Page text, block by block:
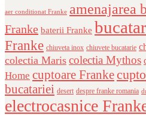
aer conditionat Franke amenajarea
Franke baterii Franke
Franke chiuveta inox chiuvete bucatarie
colectia Maris colectia Mythos
Home cuptoare Franke
bucatariei desert despre franke romania
electrocasnice